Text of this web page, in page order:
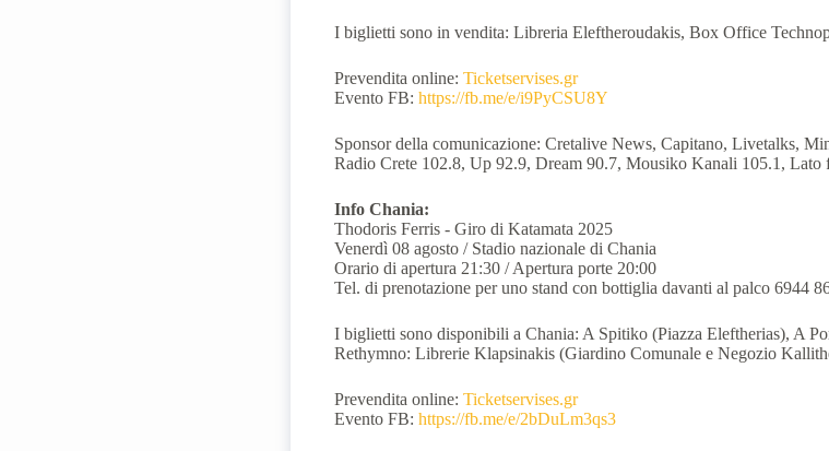
I biglietti sono in vendita: Libreria Eleftheroudakis, Box Office
Prevendita online:Ticketservises.gr
Evento FB:https://fb.me/e/i9PyCSU8Y
Sponsor della comunicazione: Cretalive News, Capitano, Livetalks,
Radio Crete 102.8, Up 92.9, Dream 90.7, Mousiko Kanali 105.1,
Info Chania:
Thodoris Ferris - Giro di Katamata 2025
Venerdì 08 agosto / Stadio nazionale di Chania
Orario di apertura 21:30 / Apertura porte 20:00
Tel. di prenotazione per uno stand con bottiglia davanti al palco 6944
I biglietti sono disponibili a Chania: A Spitiko (Piazza Eleftherias), A
Rethymno: Librerie Klapsinakis (Giardino Comunale e Negozio
Prevendita online:Ticketservises.gr
Evento FB:https://fb.me/e/2bDuLm3qs3